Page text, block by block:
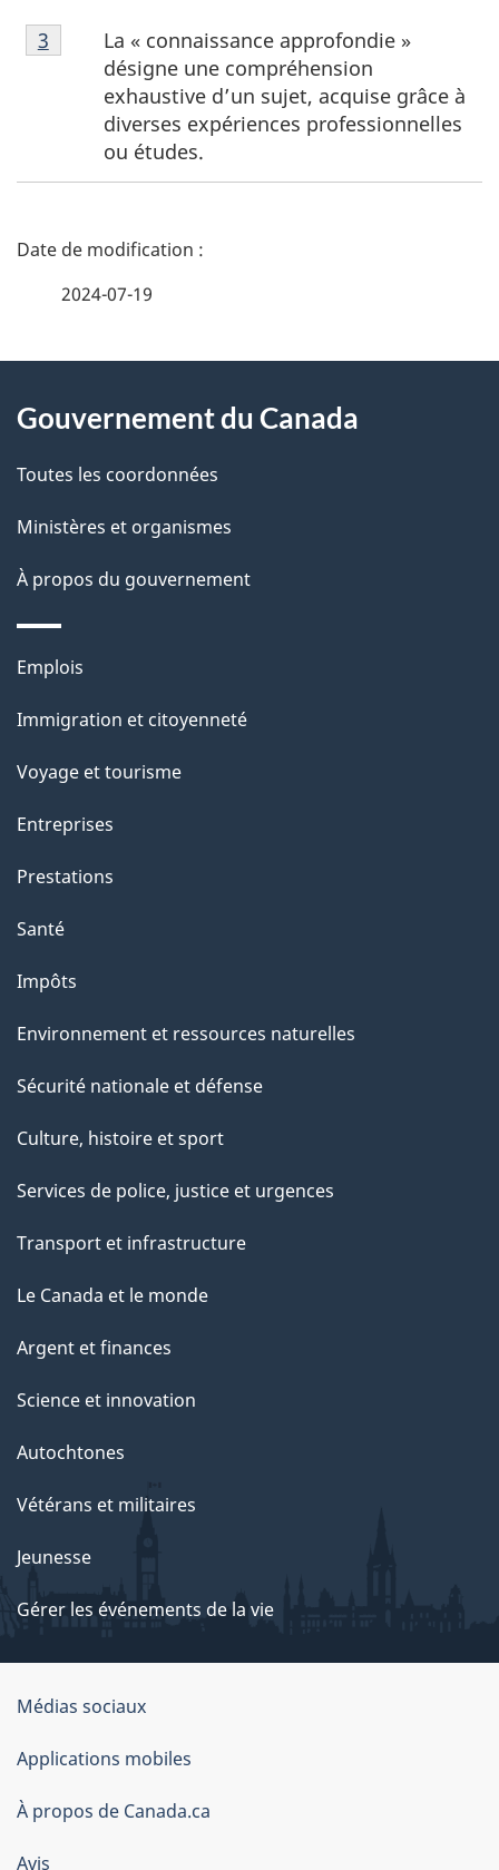
Notes
de
La « connaissance approfondie »
désigne une compréhension
exhaustive d’un sujet, acquise grâce à
diverses expériences professionnelles
ou études.
Retour à la référence de la note de bas de page
3
D
i
l
s
d
e
l
a
p
a
g
e
2024-07-19
propos
de
ce
site
Gouvernement du Canada
Toutes les coordonnées
Ministères et organismes
À propos du gouvernement
Thèmes
sujets
Emplois
Immigration et citoyenneté
Voyage et tourisme
Entreprises
Prestations
Santé
Impôts
Environnement et ressources naturelles
Sécurité nationale et défense
Culture, histoire et sport
Services de police, justice et urgences
Transport et infrastructure
Le Canada et le monde
Argent et finances
Science et innovation
Autochtones
Vétérans et militaires
Jeunesse
Gérer les événements de la vie
Organisation
du
gouvernement
du
Canada
Médias sociaux
Applications mobiles
À propos de Canada.ca
Avis